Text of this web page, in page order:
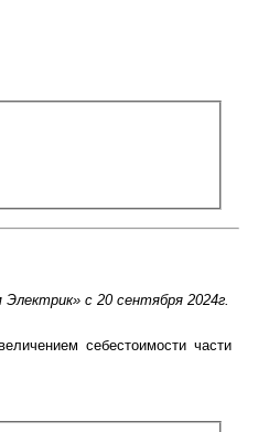
с 20 сентября 2024г.
себестоимости части